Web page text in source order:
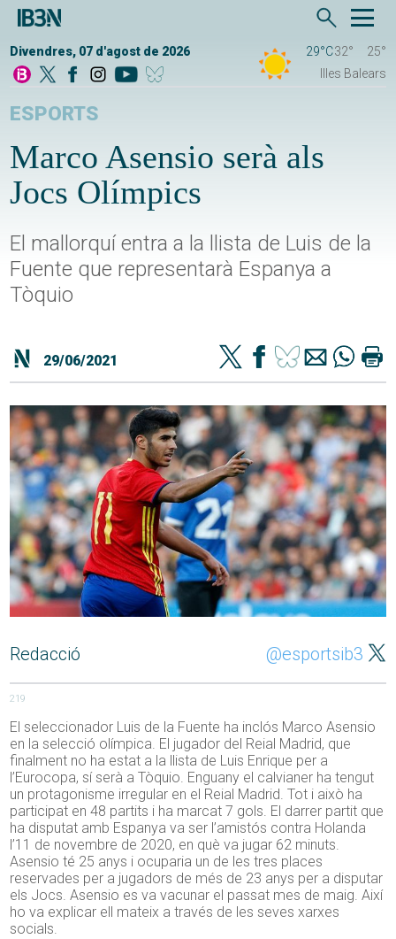
Divendres, 07 d'agost de 2026 29°C32°
25°
Illes Balears
ESPORTS
Marco Asensio serà als
Jocs Olímpics
El mallorquí entra a la llista de Luis de la
Fuente que representarà Espanya a
Tòquio
29/06/2021
Redacció @esportsib3
219
El seleccionador Luis de la Fuente ha inclós Marco Asensio
en la selecció olímpica. El jugador del Reial Madrid, que
finalment no ha estat a la llista de Luis Enrique per a
l’Eurocopa, sí serà a Tòquio. Enguany el calvianer ha tengut
un protagonisme irregular en el Reial Madrid. Tot i això ha
participat en 48 partits i ha marcat 7 gols. El darrer partit que
ha disputat amb Espanya va ser l’amistós contra Holanda
l’11 de novembre de 2020, en què va jugar 62 minuts.
Asensio té 25 anys i ocuparia un de les tres places
reservades per a jugadors de més de 23 anys per a disputar
els Jocs. Asensio es va vacunar el passat mes de maig. Així
ho va explicar ell mateix a través de les seves xarxes
socials.